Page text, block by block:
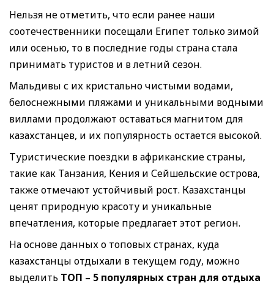
Нельзя не отметить, что если ранее наши
соотечественники посещали Египет только зимой
или осенью, то в последние годы страна стала
принимать туристов и в летний сезон.
Мальдивы с их кристально чистыми водами,
белоснежными пляжами и уникальными водными
виллами продолжают оставаться магнитом для
казахстанцев, и их популярность остается высокой.
Туристические поездки в африканские страны,
такие как Танзания, Кения и Сейшельские острова,
также отмечают устойчивый рост. Казахстанцы
ценят природную красоту и уникальные
впечатления, которые предлагает этот регион.
На основе данных о топовых странах, куда
казахстанцы отдыхали в текущем году, можно
выделить ТОП – 5 популярных стран для отдыха